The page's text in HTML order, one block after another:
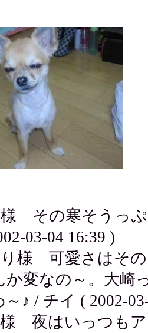
その寒そうっぷ
03-04 16:39 )
様 可愛さはその
か変なの～。大崎
～♪ / チイ ( 2002-
夜はいっつもア